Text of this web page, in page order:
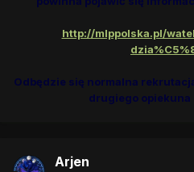
http://mlppolska.pl/
Odbędzie się normalna
drugiego opiekuna
Arjen